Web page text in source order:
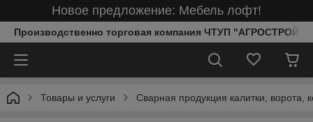
Новое предложение: Мебель лофт!
Производственно торговая компания ЧТУП
Товары и услуги Сварная продукция калитки, ворота,